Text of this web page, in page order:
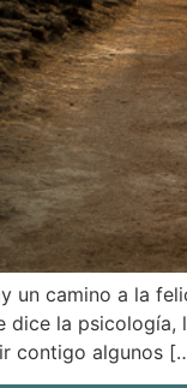
un camino a la
dice la psicología,
contigo algunos